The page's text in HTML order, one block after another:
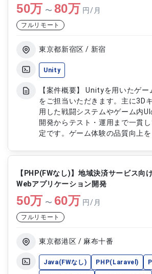
JavaScriptによる新機能開発およ
・定期的な画面改修および保守対
や開発ツールの運用改善提案 ・
50万 〜 80万 円/月
フルリモート
東京都新宿区 / 新宿
Unity
【案件概要】 Unityを用いたゲ
をご担当いただきます。主に3D
用した戦闘システムやゲーム内UI
開発からテスト・運用まで一貫
定です。ゲーム体験の品質向上を
や拡張機能の開発なども行って
【作業内容】 ・Unityを用いた
発、テストおよび運用対応 ・ゲ
び実装対応 ・3Dキャラクターモ
闘システムの実装 ・開発支援ツ
張機能の開発 ・シェーダー開発
現の実装対応 ・ゲーム全体のパ
【PHP(FWなし)】地域決済サービス向
Webアプリケーション開発
50万 〜 60万 円/月
フルリモート
東京都港区 / 麻布十番
Java(FWなし) PHP(Laravel)